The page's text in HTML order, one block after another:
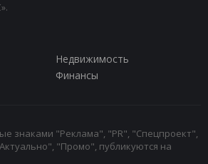
Недвижимость
Финансы
знаками "Реклама", "PR", "Спецпроект",
"Промо", публикуются на